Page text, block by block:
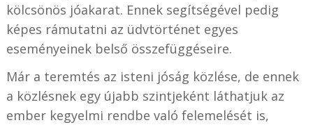
kölcsönös jóakarat. Ennek segítségével pedig
képes rámutatni az üdvtörténet egyes
eseményeinek belső összefüggéseire.
Már a teremtés az isteni jóság közlése, de ennek
a közlésnek egy újabb szintjeként láthatjuk az
ember kegyelmi rendbe való felemelését is,